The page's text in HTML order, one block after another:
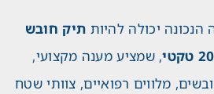
יכולה להיות תיק חובש
, שמציע מענה מקצועי,
מלווים רפואיים, צוותי שטח